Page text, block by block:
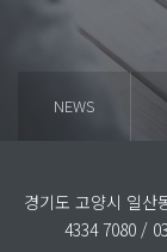
NEWS
경기도 고양시 일산
4334 7080 /